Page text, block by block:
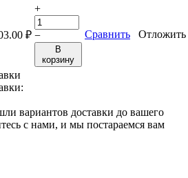
₽
+
−
В
корзину
Сравнить Отложить
вариантов доставки до вашего
с нами, и мы постараемся вам